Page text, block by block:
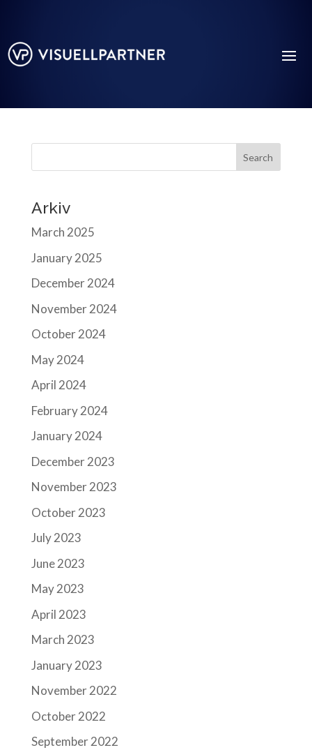
Search
Arkiv
March 2025
January 2025
December 2024
November 2024
October 2024
May 2024
April 2024
February 2024
January 2024
December 2023
November 2023
October 2023
July 2023
June 2023
May 2023
April 2023
March 2023
January 2023
November 2022
October 2022
September 2022